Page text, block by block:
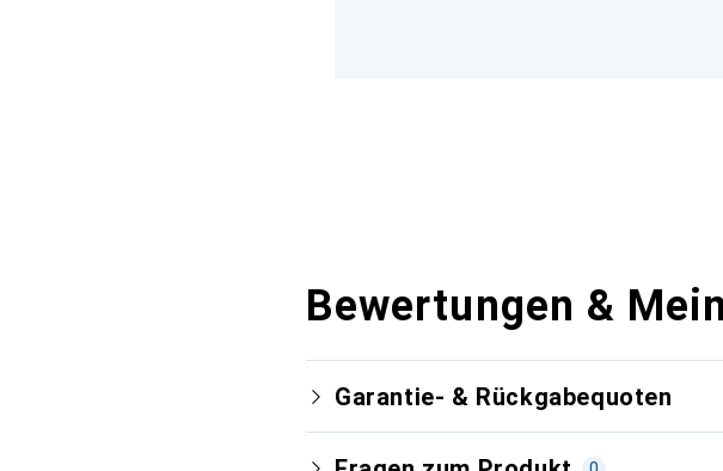
Bewertungen &
Garantie- & Rückgabequoten